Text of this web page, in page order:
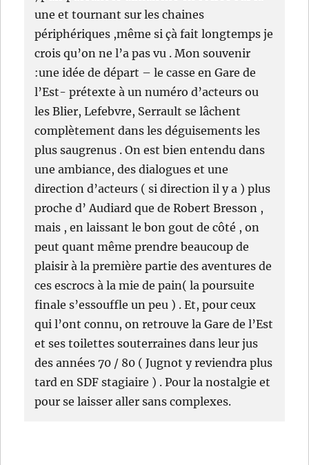
une et tournant sur les chaines
périphériques ,même si çà fait longtemps je
crois qu’on ne l’a pas vu . Mon souvenir
:une idée de départ – le casse en Gare de
l’Est- prétexte à un numéro d’acteurs ou
les Blier, Lefebvre, Serrault se lâchent
complètement dans les déguisements les
plus saugrenus . On est bien entendu dans
une ambiance, des dialogues et une
direction d’acteurs ( si direction il y a ) plus
proche d’ Audiard que de Robert Bresson ,
mais , en laissant le bon gout de côté , on
peut quant même prendre beaucoup de
plaisir à la première partie des aventures de
ces escrocs à la mie de pain( la poursuite
finale s’essouffle un peu ) . Et, pour ceux
qui l’ont connu, on retrouve la Gare de l’Est
et ses toilettes souterraines dans leur jus
des années 70 / 80 ( Jugnot y reviendra plus
tard en SDF stagiaire ) . Pour la nostalgie et
pour se laisser aller sans complexes.